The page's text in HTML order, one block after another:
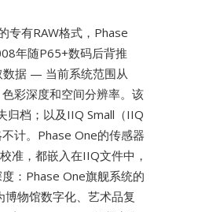
专有RAW格式，Phase
年随P65+数码后背推
数据 — 当前系统范围从
彩深度和空间分辨率。该
归档；以及IIQ Small（IIQ
计。Phase One的传感器
准，都嵌入在IIQ文件中，
：Phase One旗舰系统的
物馆数字化、艺术品复